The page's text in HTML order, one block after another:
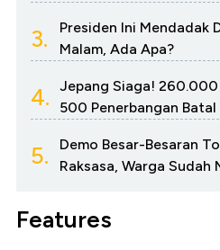
3.
Presiden Ini Mendadak
Malam, Ada Apa?
4.
Jepang Siaga! 260.000
500 Penerbangan Batal
5.
Demo Besar-Besaran
Raksasa, Warga Sudah
Features